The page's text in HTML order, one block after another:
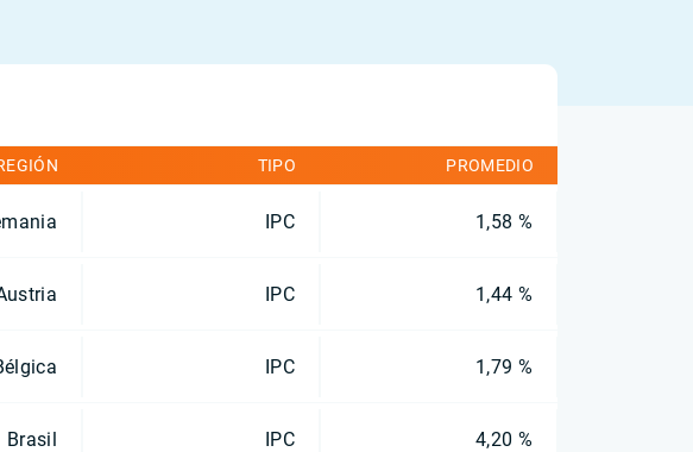
TIPO PROMEDIO
IPC 1,58 %
IPC 1,44 %
IPC 1,79 %
Brasil IPC 4,20 %